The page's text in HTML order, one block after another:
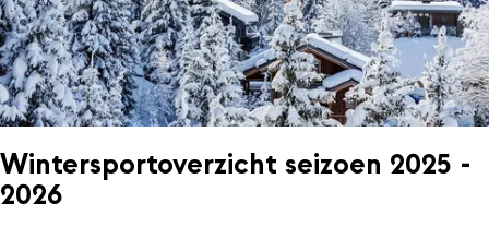
Wintersportoverzicht seizoen 2025 -
2026